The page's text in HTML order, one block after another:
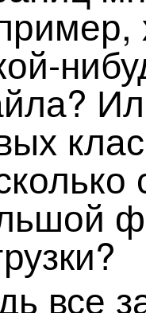
все